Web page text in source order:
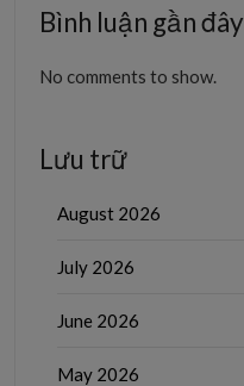
Bình luận gần đây
No comments to show.
Lưu trữ
August 2026
July 2026
June 2026
May 2026